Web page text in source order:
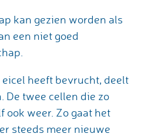
kan gezien worden als
een niet goed
heeft bevrucht, deelt
De twee cellen die zo
ook weer. Zo gaat het
steeds meer nieuwe